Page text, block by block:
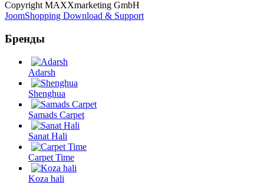
Copyright MAXXmarketing GmbH
JoomShopping Download & Support
Бренды
Adarsh
Shenghua
Samads Carpet
Sanat Hali
Carpet Time
Koza hali